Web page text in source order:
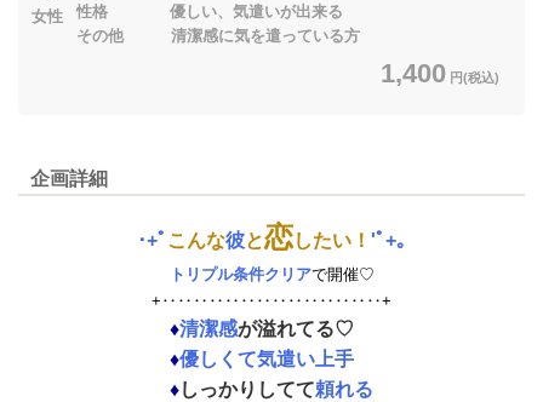
女性
性格 優しい、気遣いが出来る
その他 清潔感に気を遣っている方
1,400 円(税込)
企画詳細
･+ﾟ こんな彼と恋したい！ 'ﾟ+｡
トリプル条件クリアで開催♡
+‥‥‥‥‥‥‥‥‥‥‥‥‥‥+
♦清潔感が溢れてる♡
♦優しくて気遣い上手
♦しっかりしてて頼れる